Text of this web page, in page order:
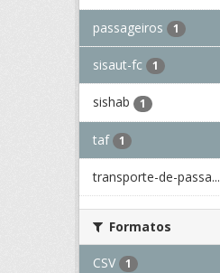
passageiros 1
sisaut-fc 1
sishab 1
taf 1
transporte-de-passa...
Formatos
CSV 1